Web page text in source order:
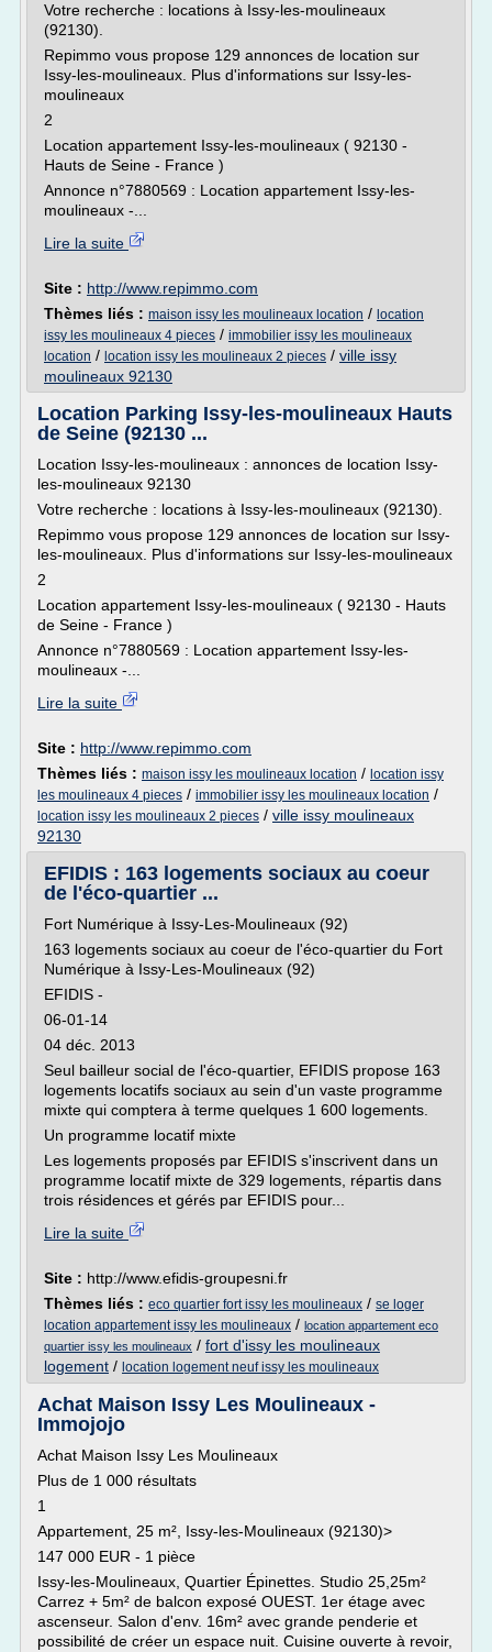
Votre recherche : locations à Issy-les-moulineaux
(92130).
Repimmo vous propose 129 annonces de location sur
Issy-les-moulineaux. Plus d'informations sur Issy-les-
moulineaux
2
Location appartement Issy-les-moulineaux ( 92130 -
Hauts de Seine - France )
Annonce n°7880569 : Location appartement Issy-les-
moulineaux -...
Lire la suite
Site : http://www.repimmo.com
Thèmes liés : maison issy les moulineaux location / location
issy les moulineaux 4 pieces / immobilier issy les moulineaux
location / location issy les moulineaux 2 pieces / ville issy
moulineaux 92130
Location Parking Issy-les-moulineaux Hauts
de Seine (92130 ...
Location Issy-les-moulineaux : annonces de location Issy-
les-moulineaux 92130
Votre recherche : locations à Issy-les-moulineaux (92130).
Repimmo vous propose 129 annonces de location sur Issy-
les-moulineaux. Plus d'informations sur Issy-les-moulineaux
2
Location appartement Issy-les-moulineaux ( 92130 - Hauts
de Seine - France )
Annonce n°7880569 : Location appartement Issy-les-
moulineaux -...
Lire la suite
Site : http://www.repimmo.com
Thèmes liés : maison issy les moulineaux location / location issy
les moulineaux 4 pieces / immobilier issy les moulineaux location /
location issy les moulineaux 2 pieces / ville issy moulineaux
92130
EFIDIS : 163 logements sociaux au coeur
de l'éco-quartier ...
Fort Numérique à Issy-Les-Moulineaux (92)
163 logements sociaux au coeur de l'éco-quartier du Fort
Numérique à Issy-Les-Moulineaux (92)
EFIDIS -
06-01-14
04 déc. 2013
Seul bailleur social de l'éco-quartier, EFIDIS propose 163
logements locatifs sociaux au sein d'un vaste programme
mixte qui comptera à terme quelques 1 600 logements.
Un programme locatif mixte
Les logements proposés par EFIDIS s'inscrivent dans un
programme locatif mixte de 329 logements, répartis dans
trois résidences et gérés par EFIDIS pour...
Lire la suite
Site : http://www.efidis-groupesni.fr
Thèmes liés : eco quartier fort issy les moulineaux / se loger
location appartement issy les moulineaux / location appartement eco
quartier issy les moulineaux / fort d'issy les moulineaux
logement / location logement neuf issy les moulineaux
Achat Maison Issy Les Moulineaux -
Immojojo
Achat Maison Issy Les Moulineaux
Plus de 1 000 résultats
1
Appartement, 25 m², Issy-les-Moulineaux (92130)>
147 000 EUR - 1 pièce
Issy-les-Moulineaux, Quartier Épinettes. Studio 25,25m²
Carrez + 5m² de balcon exposé OUEST. 1er étage avec
ascenseur. Salon d'env. 16m² avec grande penderie et
possibilité de créer un espace nuit. Cuisine ouverte à revoir,